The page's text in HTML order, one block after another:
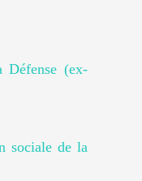
Défense (ex-
sociale de la